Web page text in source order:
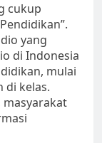
cukup
yang
di Indonesia
mulai
di kelas.